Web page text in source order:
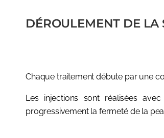
DÉROULEMENT DE LA
Chaque traitement débute par une
Les injections sont réalisées
progressivement la fermeté de la